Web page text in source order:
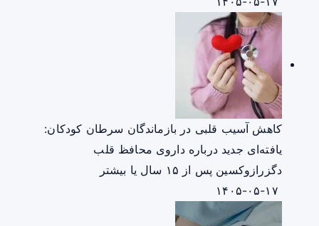
کاهش آسیب قلبی در بازماندگان سرطان کودکان:
یافته‌ای جدید درباره داروی محافظ قلب
دگزرازوکسین پس از ۱۵ سال یا بیشتر